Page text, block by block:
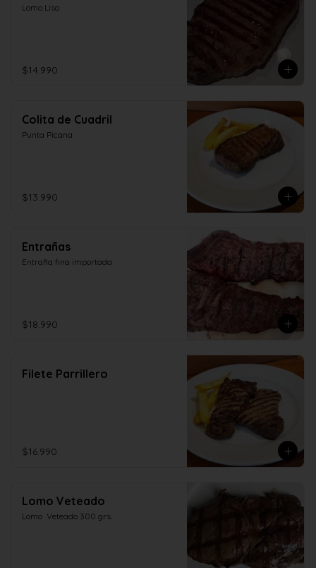
Lomo Liso
$14.990
Colita de Cuadril
Punta Picana
$13.990
Entrañas
Entraña fina importada
$18.990
Filete Parrillero
$16.990
Lomo Veteado
Lomo  Veteado 300 grs.